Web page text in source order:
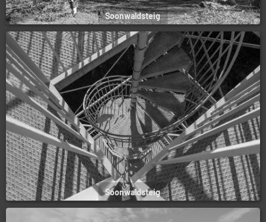
Soonwaldsteig
Soonwaldsteig